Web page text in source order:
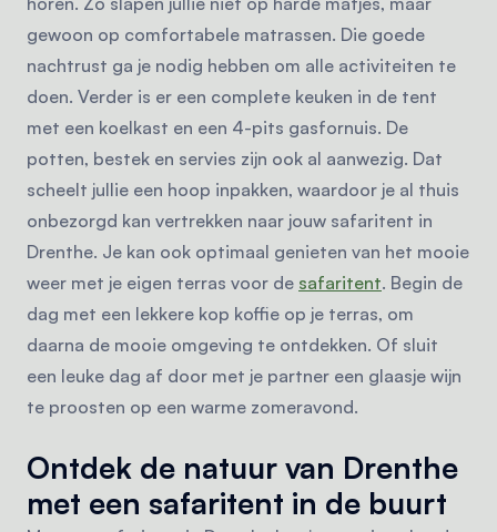
gewoon op comfortabele matrassen. Die goede
nachtrust ga je nodig hebben om alle activiteiten te
doen. Verder is er een complete keuken in de tent
met een koelkast en een 4-pits gasfornuis. De
potten, bestek en servies zijn ook al aanwezig. Dat
scheelt jullie een hoop inpakken, waardoor je al thuis
onbezorgd kan vertrekken naar jouw safaritent in
Drenthe. Je kan ook optimaal genieten van het mooie
weer met je eigen terras voor de safaritent. Begin de
dag met een lekkere kop koffie op je terras, om
daarna de mooie omgeving te ontdekken. Of sluit
een leuke dag af door met je partner een glaasje wijn
te proosten op een warme zomeravond.
Ontdek de natuur van Drenthe
met een safaritent in de buurt